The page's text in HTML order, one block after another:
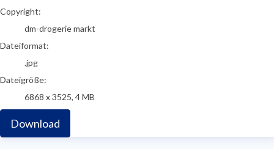
Copyright:
dm-drogerie markt
Dateiformat:
.jpg
Dateigröße:
6868 x 3525, 4 MB
Download